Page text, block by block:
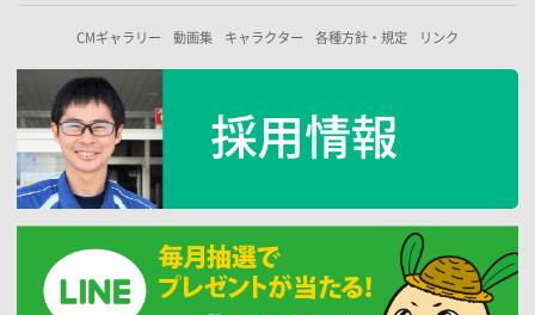
CMギャラリー 動画集 キャラクター 各種方針・規定 リンク